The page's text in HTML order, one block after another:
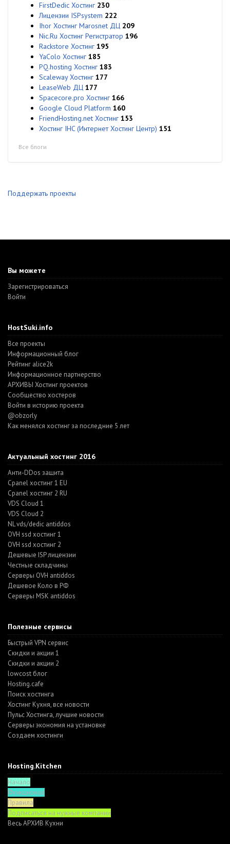
FirstDedic Хостинг 230
Лицензии ISPsystem 222
Ihor Хостинг Marosnet ДЦ 209
Nic.Ru Хостинг Регистратор 196
Rackstore Хостинг 195
YaColo Хостинг 185
PQ.hosting Хостинг 183
Scaleway Хостинг 177
LeaseWeb ДЦ 177
Spacecore.pro Хостинг 166
Google Cloud Platform 160
FriendHosting.net Хостинг 153
Хостинг IHC (Интернет Хостинг Центр) 151
Все блоги
Поддержать проекты
Вы можете
Зарегистрироваться
Войти
HostSuki.info
Все проекты
Информационный блог
Рейтинг alice2k
Информационное партнерство
АРХИВЫ Хостинг проектов
Cообщество хостеров
Войти в историю проекта
@obzorly
Как менялся хостинг за последние 5 лет
Актуальный хостинг 2016
Анти-DDos защита
Cpanel хостинг 1 EU
Cpanel хостинг 2 RU
VDS Cloud 1
VDS Cloud 2
NL vds/dedic antiddos
OVH ssd хостинг 1
OVH ssd хостинг 2
Дешевые ISP лицензии
Честные складчины
Серверы OVH antiddos
Дешевое Коло в РФ
Серверы MSK antiddos
Полезные сервисы
Быстрый VPN сервис
Скидки и акции 1
Скидки и акции 2
lowcost блог
Hosting.cafe
Поиск хостинга
Хостинг Кухня, все новости
Пульс Хостинга, лучшие новости
Серверы экономия на установке
Создаем хостинги
Hosting.Kitchen
Начало
Функционал
Правила
Подписаться на нужные компании
Весь АРХИВ Кухни